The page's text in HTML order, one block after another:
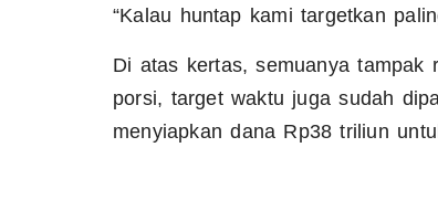
“Kalau huntap kami targetkan
Di atas kertas, semuanya tampak
porsi, target waktu juga sudah
menyiapkan dana Rp38 triliun